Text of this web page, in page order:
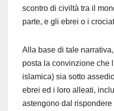
scontro di civiltà tra il
parte, e gli ebrei o i
Alla base di tale
posta la convinzione che
islamica) sia sotto
ebrei ed i loro alleati,
astengono dal